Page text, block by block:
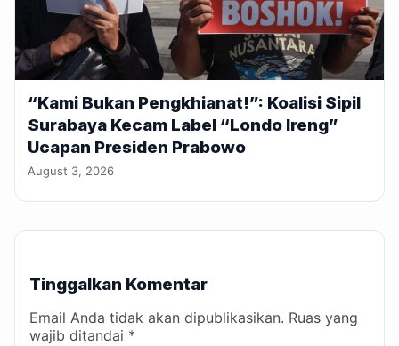
“Kami Bukan Pengkhianat!”: Koalisi Sipil
Surabaya Kecam Label “Londo Ireng”
Ucapan Presiden Prabowo
August 3, 2026
Tinggalkan Komentar
Email Anda tidak akan dipublikasikan. Ruas yang
wajib ditandai *